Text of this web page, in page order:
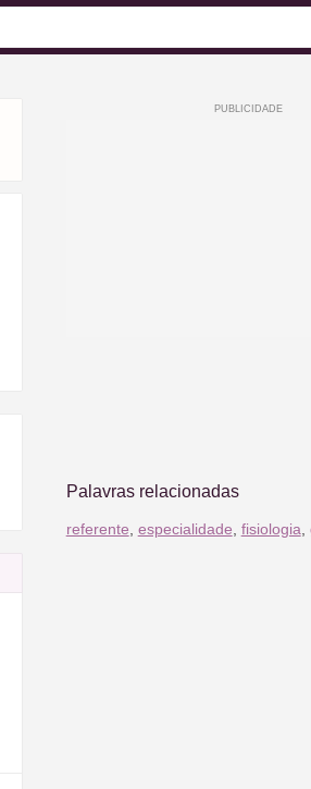
Palavras relacionadas
referente especialidade fisiologia